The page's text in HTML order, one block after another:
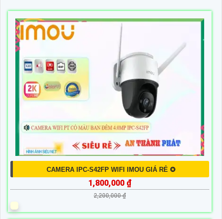
CAMERA IPC-S42FP WIFI IMOU GIÁ RẺ ✪
1,800,000 ₫
2,200,000 ₫